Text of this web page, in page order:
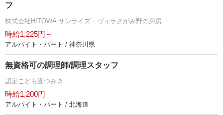
フ
株式会社HITOWA サンライズ・ヴィラさがみ野の厨房
時給1,225円～
アルバイト・パート / 神奈川県
無資格可の調理師/調理スタッフ
認定こども園つみき
時給1,200円
アルバイト・パート / 北海道